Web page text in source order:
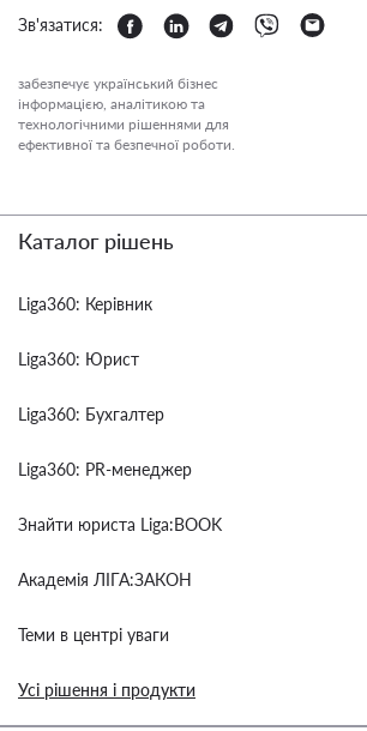
Зв'язатися:
забезпечує український бізнес
інформацією, аналітикою та
технологічними рішеннями для
ефективної та безпечної роботи.
Каталог рішень
Liga360: Керівник
Liga360: Юрист
Liga360: Бухгалтер
Liga360: PR-менеджер
Знайти юриста Liga:BOOK
Академія ЛІГА:ЗАКОН
Теми в центрі уваги
Усі рішення і продукти